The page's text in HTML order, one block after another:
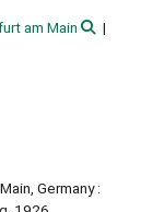
am Main
Germany :